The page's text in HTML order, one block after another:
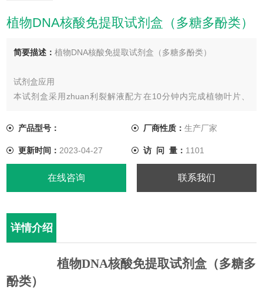
植物DNA核酸免提取试剂盒（多糖多酚类）
简要描述：植物DNA核酸免提取试剂盒（多糖多酚类）
试剂盒应用
本试剂盒采用zhuan利裂解液配方在10分钟内完成植物叶片、
花、马铃薯、铁皮石斛等。整个提取过无需使用蛋白酶K等酶类制
文库构建等。
产品型号： 厂商性质： 生产厂家
更新时间： 2023-04-27 访 问 量： 1101
在线咨询 联系我们
详情介绍
植物DNA核酸免提取试剂盒 （多糖多
酚类）